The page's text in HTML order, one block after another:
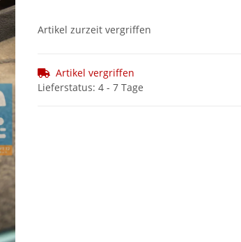
Artikel zurzeit vergriffen
Artikel vergriffen
Lieferstatus: 4 - 7 Tage